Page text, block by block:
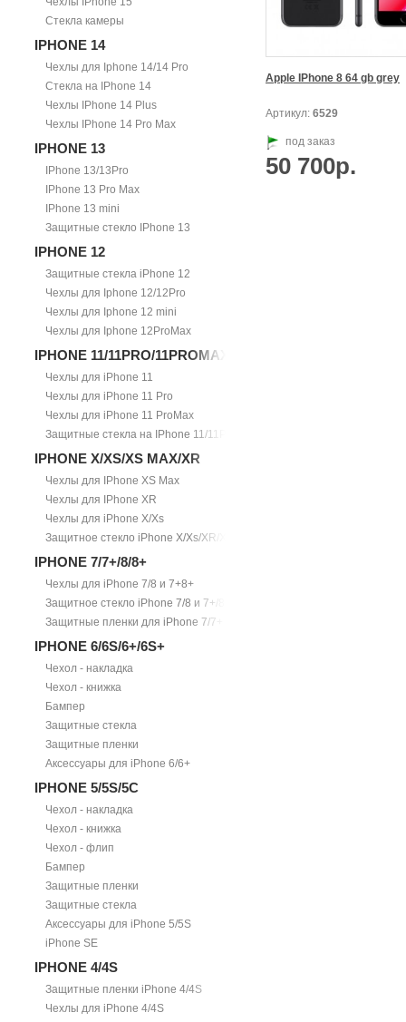
Стекла камеры
IPHONE 14
Чехлы для Iphone 14/14 Pro
Стекла на IPhone 14
Чехлы IPhone 14 Plus
Чехлы IPhone 14 Pro Max
IPHONE 13
IPhone 13/13Pro
IPhone 13 Pro Max
IPhone 13 mini
Защитные стекло IPhone 13
IPHONE 12
Защитные стекла iPhone 12
Чехлы для Iphone 12/12Pro
Чехлы для Iphone 12 mini
Чехлы для Iphone 12ProMax
IPHONE 11/11PRO/11PROMAX
Чехлы для iPhone 11
Чехлы для iPhone 11 Pro
Чехлы для iPhone 11 ProMax
Защитные стекла на IPhone 11/11Pro/11ProMax
IPHONE X/XS/XS MAX/XR
Чехлы для IPhone XS Max
Чехлы для IPhone XR
Чехлы для iPhone X/Xs
Защитное стекло iPhone X/Xs/XR/Xs Max
IPHONE 7/7+/8/8+
Чехлы для iPhone 7/8 и 7+8+
Защитное стекло iPhone 7/8 и 7+/8+
Защитные пленки для iPhone 7/7+
IPHONE 6/6S/6+/6S+
Чехол - накладка
Чехол - книжка
Бампер
Защитные стекла
Защитные пленки
Аксессуары для iPhone 6/6+
IPHONE 5/5S/5С
Чехол - накладка
Чехол - книжка
Чехол - флип
Бампер
Защитные пленки
Защитные стекла
Аксессуары для iPhone 5/5S
iPhone SE
IPHONE 4/4S
Защитные пленки iPhone 4/4S
Чехлы для iPhone 4/4S
Apple IPhone 8 64 gb grey
Артикул: 6529
под заказ
50 700р.